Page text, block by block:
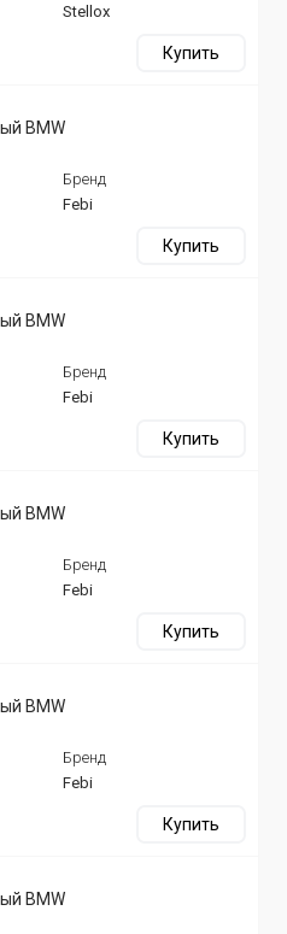
Stellox
Купить
BMW
Бренд
Febi
Купить
BMW
Бренд
Febi
Купить
BMW
Бренд
Febi
Купить
BMW
Бренд
Febi
Купить
BMW